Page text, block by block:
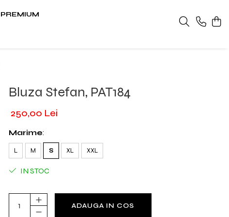
PREMIUM
Bluza Stefan, PAT184
250,00 Lei
Marime:
L M S XL XXL
IN STOC
ADAUGA IN COS